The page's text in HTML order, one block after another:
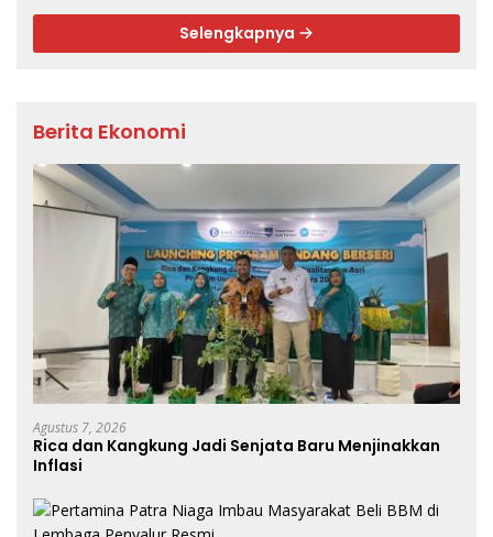
Selengkapnya
Berita Ekonomi
Agustus 7, 2026
Rica dan Kangkung Jadi Senjata Baru Menjinakkan
Inflasi